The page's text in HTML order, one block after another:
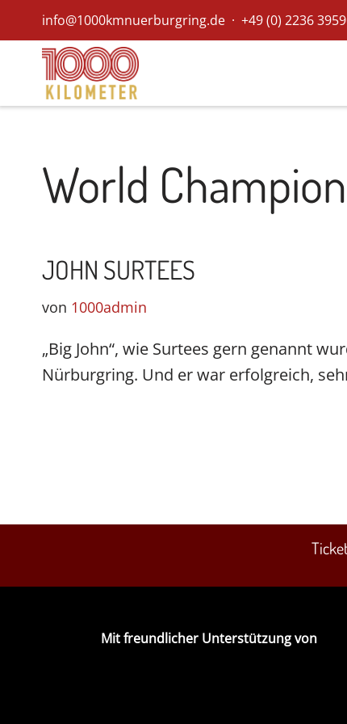
Zum
info@1000kmnuerburgring.de · +49 (0) 2236
World Champion
JOHN SURTEES
von 1000admin
„Big John“, wie Surtees gern genannt
Nürburgring. Und er war erfolgreich,
Mit freundlicher Unterstützung von